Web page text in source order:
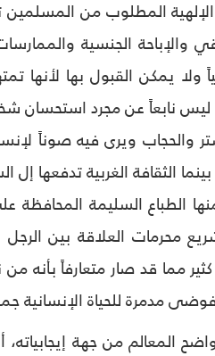
المطلوب من المسلمين
والإباحة الجنسية
يمكن القبول بها لأنها
نابعاً عن مجرد
والحجاب ويرى فيه صوناً
الثقافة الغربية تدفعها
السليمة المحافظة
محرمات العلاقة بين الرجل
مما قد صار متعارفاً بأنه من
مدمرة للحياة الإنسانية
المعالم من جهة إيجابياته،